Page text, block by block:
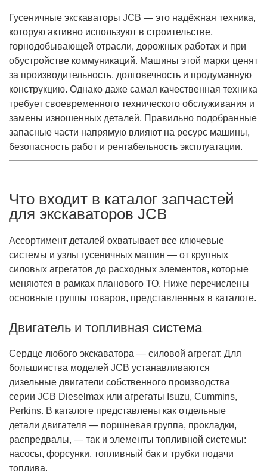
Гусеничные экскаваторы JCB — это надёжная техника,
которую активно используют в строительстве,
горнодобывающей отрасли, дорожных работах и при
обустройстве коммуникаций. Машины этой марки ценят
за производительность, долговечность и продуманную
конструкцию. Однако даже самая качественная техника
требует своевременного технического обслуживания и
замены изношенных деталей. Правильно подобранные
запасные части напрямую влияют на ресурс машины,
безопасность работ и рентабельность эксплуатации.
Что входит в каталог запчастей
для экскаваторов JCB
Ассортимент деталей охватывает все ключевые
системы и узлы гусеничных машин — от крупных
силовых агрегатов до расходных элементов, которые
меняются в рамках планового ТО. Ниже перечислены
основные группы товаров, представленных в каталоге.
Двигатель и топливная система
Сердце любого экскаватора — силовой агрегат. Для
большинства моделей JCB устанавливаются
дизельные двигатели собственного производства
серии JCB Dieselmax или агрегаты Isuzu, Cummins,
Perkins. В каталоге представлены как отдельные
детали двигателя — поршневая группа, прокладки,
распредвалы, — так и элементы топливной системы:
насосы, форсунки, топливный бак и трубки подачи
топлива.